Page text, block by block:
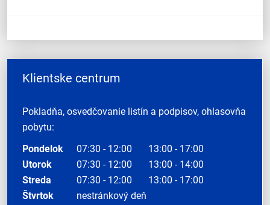
Klientske centrum
Pokladňa, osvedčovanie listín a podpisov, ohlasovňa
pobytu:
Pondelok
07:30 - 12:00
13:00 - 17:00
Utorok
07:30 - 12:00
13:00 - 14:00
Streda
07:30 - 12:00
13:00 - 17:00
Štvrtok
nestránkový deň